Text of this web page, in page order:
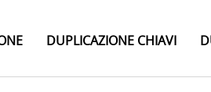
DUPLICAZIONE CHIAVI